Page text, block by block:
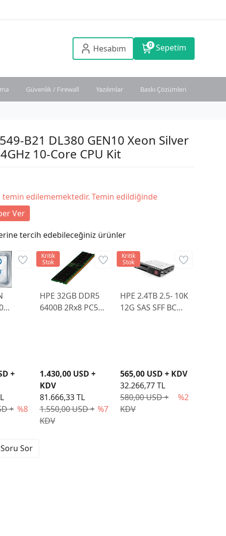
Hesabım 0 Sepetim
Güvenlik / Firewall Yazılımlar Baskı Çözümleri
B21 DL380 GEN10 Xeon Silver
10-Core CPU Kit
temin edilememektedir. Temin edildiğinde
Ver
tercih edebileceğiniz ürünler
+ %8
+
HPE 32GB DDR5
6400B 2Rx8 PC5
1.550,00 USD +
KDV
%7
1.430,00 USD +
KDV
81.666,33 TL
Kritik
Stok
HPE 2.4TB 2.5- 10K
12G SAS SFF BC
580,00 USD +
KDV
%2
565,00 USD + KDV
32.266,77 TL
Kritik
Stok
Soru Sor